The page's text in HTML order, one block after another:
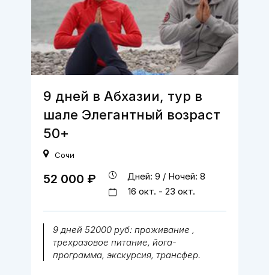
9 дней в Абхазии, тур в
шале Элегантный возраст
50+
Сочи
9 дней 52000 руб: проживание ,
трехразовое питание, йога-
программа, экскурсия, трансфер.
52 000 ₽
Дней: 9 / Ночей: 8
16 окт. - 23 окт.